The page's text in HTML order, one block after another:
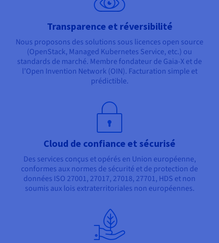
Transparence et réversibilité
Nous proposons des solutions sous licences open source
(OpenStack, Managed Kubernetes Service, etc.) ou
standards de marché. Membre fondateur de Gaia-X et de
l’Open Invention Network (OIN). Facturation simple et
prédictible.
Cloud de confiance et sécurisé
Des services conçus et opérés en Union européenne,
conformes aux normes de sécurité et de protection de
données ISO 27001, 27017, 27018, 27701, HDS et non
soumis aux lois extraterritoriales non européennes.